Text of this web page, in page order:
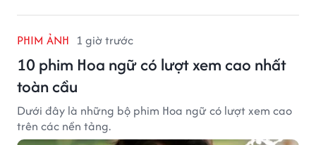
PHIM ẢNH 1 giờ trước
10 phim Hoa ngữ có lượt xem cao nhất
toàn cầu
Dưới đây là những bộ phim Hoa ngữ có lượt xem cao
trên các nền tảng.